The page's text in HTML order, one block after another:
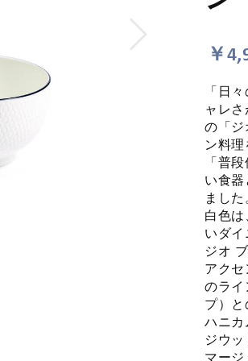
￥
「日
ャレ
の「
ン料
「普
い食
まし
白色
いダ
ジオ
アク
のラ
プ）
ハニカ
ジウ
マー